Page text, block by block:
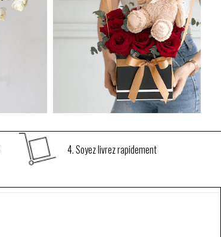
AJOUTEZ AU PANIER
AJOUTEZ AU PANIER
4. Soyez livrez rapidement